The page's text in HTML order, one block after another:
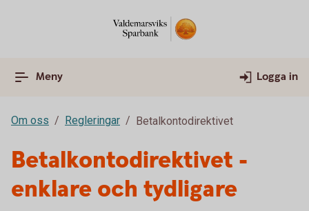
Meny Logga in
Om oss Regleringar Betalkontodirektivet
Betalkontodirektivet -
enklare och tydligare